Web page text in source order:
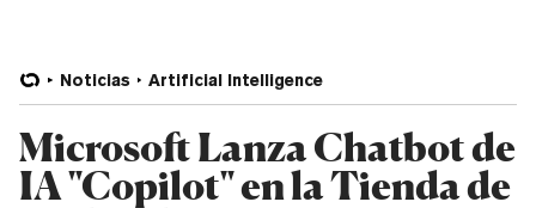
Noticias Artificial Intelligence
Microsoft Lanza Chatbot de
IA "Copilot" en la Tienda de